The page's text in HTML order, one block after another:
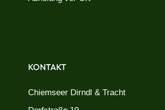
KONTAKT
Chiemseer Dirndl & Tracht